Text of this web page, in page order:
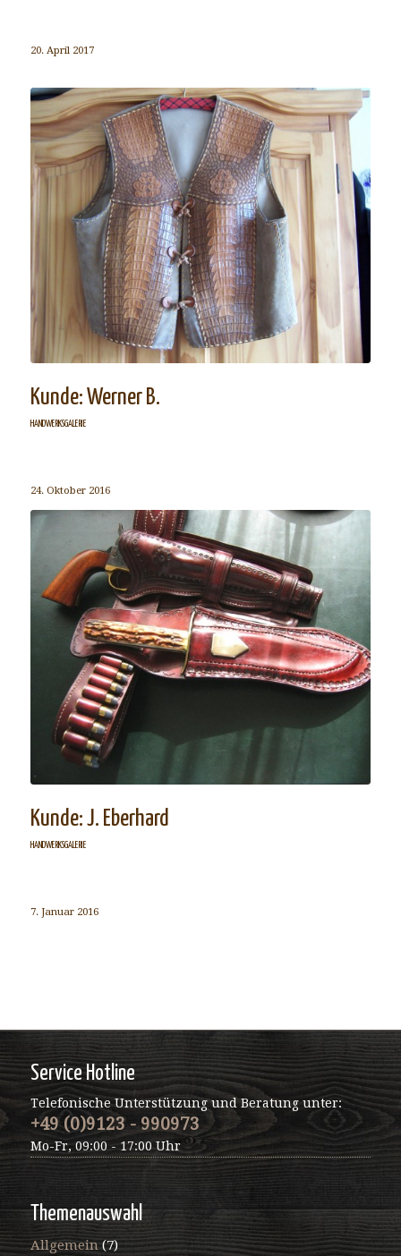
20. April 2017
Kunde: Werner B.
HANDWERKSGALERIE
24. Oktober 2016
Kunde: J. Eberhard
HANDWERKSGALERIE
7. Januar 2016
Service Hotline
Telefonische Unterstützung und Beratung unter:
+49 (0)9123 - 990973
Mo-Fr, 09:00 - 17:00 Uhr
Themenauswahl
Allgemein(7)